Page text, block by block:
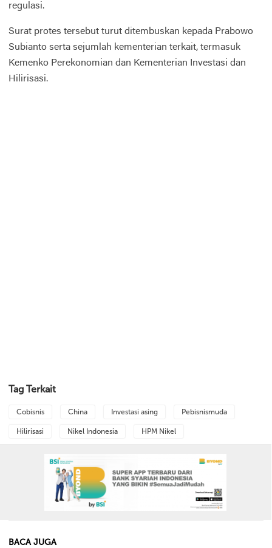
regulasi.
Surat protes tersebut turut ditembuskan kepada Prabowo
Subianto serta sejumlah kementerian terkait, termasuk
Kemenko Perekonomian dan Kementerian Investasi dan
Hilirisasi.
Tag Terkait
Cobisnis China Investasi asing Pebisnismuda
Hilirisasi Nikel Indonesia HPM Nikel
BACA JUGA